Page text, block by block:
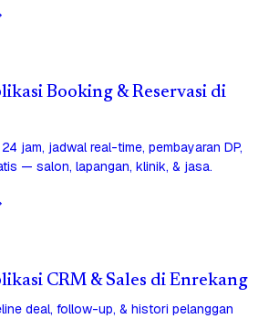
Booking & Reservasi di
jam, jadwal real-time, pembayaran DP,
— salon, lapangan, klinik, & jasa.
CRM & Sales di Enrekang
deal, follow-up, & histori pelanggan